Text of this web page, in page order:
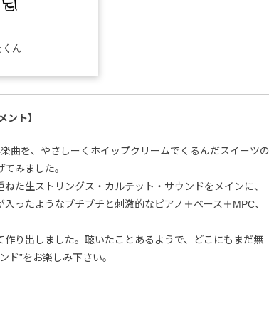
ん
ント】
曲を、やさしーくホイップクリームでくるんだスイーツの
みました。
ねた生ストリングス・カルテット・サウンドをメインに、
ったようなプチプチと刺激的なピアノ＋ベース＋MPC、
作り出しました。聴いたことあるようで、どこにもまだ無
ド”をお楽しみ下さい。